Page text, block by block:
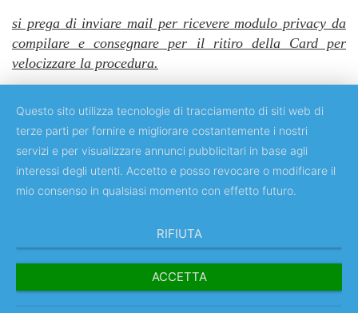
si prega di inviare mail per ricevere modulo privacy da
compilare e consegnare per il ritiro della Card per
velocizzare la procedura.
Copyright © 2018 Università degli Studi di Roma "Tor Vergata"
Questo sito utilizza tecnologie di tracciamento di siti web di
terze parti per fornire e migliorare costantemente i nostri
servizi e per visualizzare annunci pubblicitari in base agli
interessi degli utenti. Accetto e posso revocare o modificare il
mio consenso in qualsiasi momento con effetto futuro.
RIFIUTA
ACCETTA